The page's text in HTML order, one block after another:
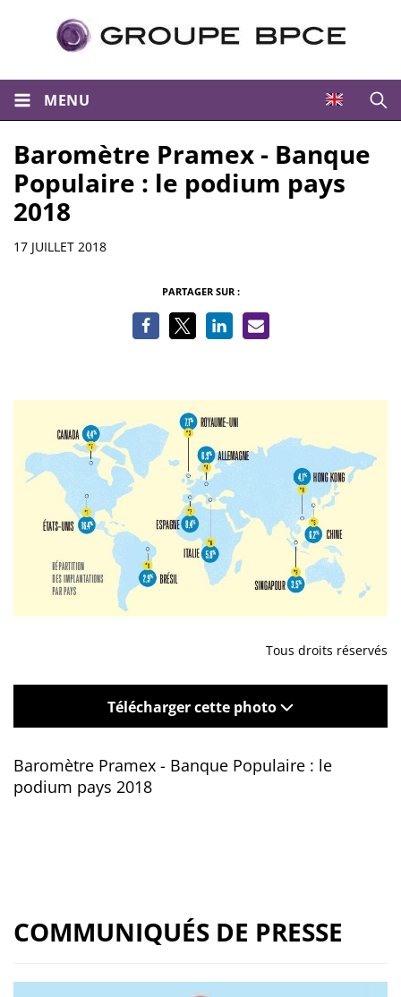
MENU
Baromètre Pramex - Banque
Populaire : le podium pays
2018
Informations
17 JUILLET 2018
PARTAGER SUR :
Tous droits réservés
Télécharger cette photo
Baromètre Pramex - Banque Populaire : le
podium pays 2018
COMMUNIQUÉS DE PRESSE